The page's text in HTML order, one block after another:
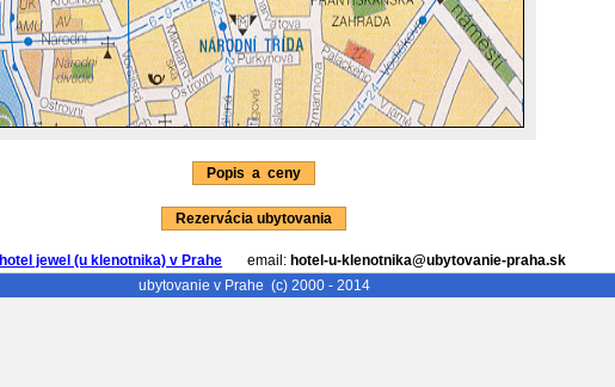
Popis a ceny
Rezervácia ubytovania
hotel jewel (u klenotnika) v Prahe email: hotel-u-klenotnika@ubytovanie-praha.sk
ubytovanie v Prahe (c) 2000 - 2014